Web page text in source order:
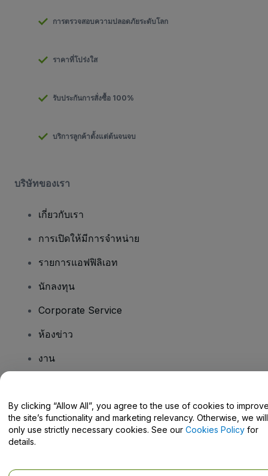
การตรวจสอบความปลอดภัยระดับโลก
ราคาที่โปร่งใส
รับประกันการสั่งซื้อ 100%
บริการลูกค้าตั้งแต่ต้นจนจบ
บริษัทของเรา
เกี่ยวกับเรา
การเปิดให้มีการจำหน่าย
รายการแอฟฟิลิเอท
นักลงทุน
Corporate Service
ห้องข่าว
งาน
Help Centre / Contact Us
By clicking “Allow All”, you agree to the use of cookies to
the site’s functionality and marketing relevancy. Otherwise, we will
only use strictly necessary cookies. See our Cookies Policy for
details.